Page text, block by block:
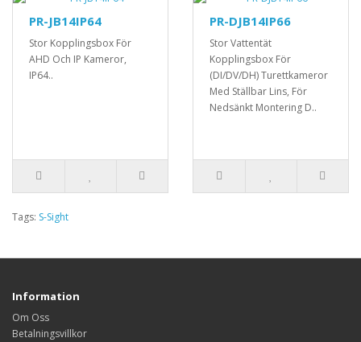
PR-JB14IP64
Stor Kopplingsbox För
AHD Och IP Kameror,
IP64..
PR-DJB14IP66
Stor Vattentät
Kopplingsbox För
(DI/DV/DH) Turettkameror
Med Ställbar Lins, För
Nedsänkt Montering D..
Tags: S-Sight
Information
Om Oss
Betalningsvillkor